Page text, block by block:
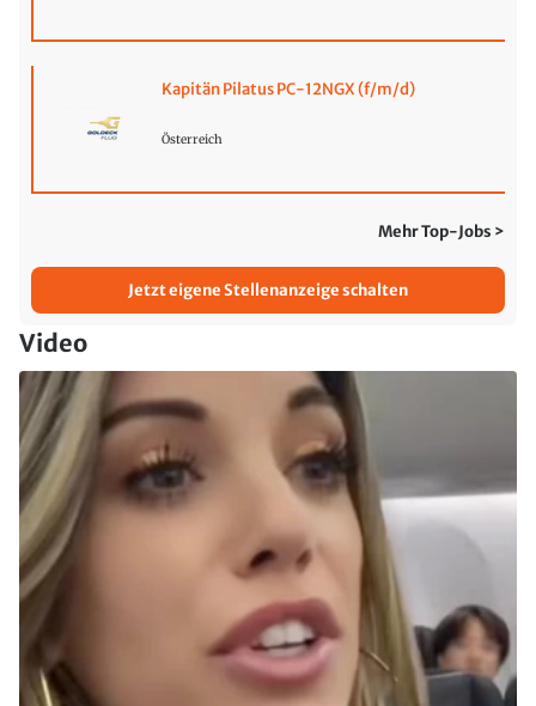
Kapitän Pilatus PC-12NGX (f/m/d)
Österreich
Mehr Top-Jobs >
Jetzt eigene Stellenanzeige schalten
Video